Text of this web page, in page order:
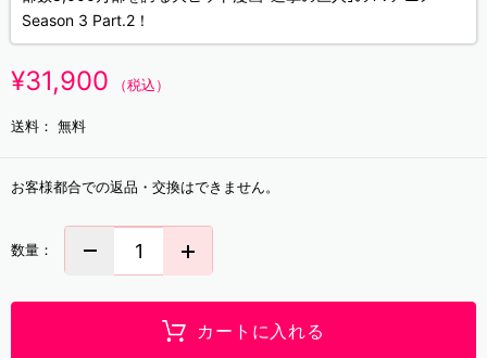
Season 3 Part.2！
¥31,900 （税込）
送料： 無料
お客様都合での返品・交換はできません。
数量：
カートに入れる